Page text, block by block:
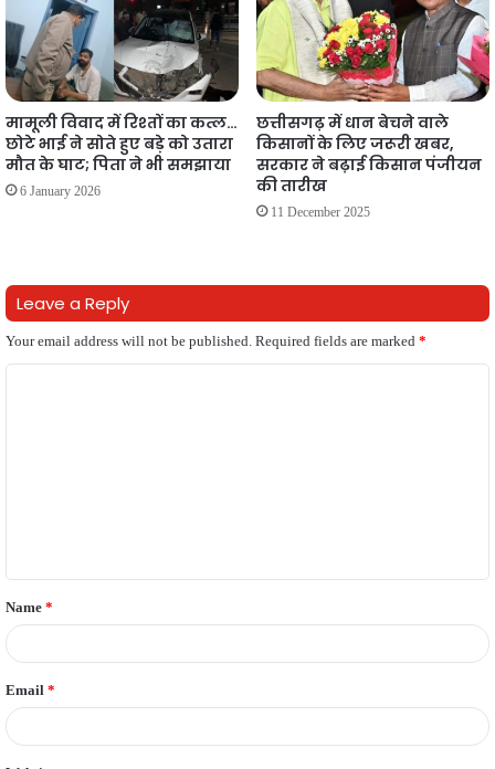
मामूली विवाद में रिश्तों का कत्ल…
छोटे भाई ने सोते हुए बड़े को उतारा
मौत के घाट; पिता ने भी समझाया
6 January 2026
छत्तीसगढ़ में धान बेचने वाले
किसानों के लिए जरूरी खबर,
सरकार ने बढ़ाई किसान पंजीयन
की तारीख
11 December 2025
Leave a Reply
Your email address will not be published. Required fields are marked *
t
*
Name *
Email *